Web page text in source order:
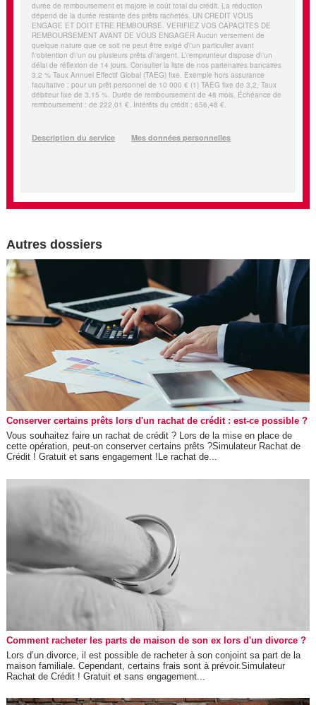
Autres dossiers
Conserver certains prêts lors d'un rachat de crédit : est-ce possible ?
Vous souhaitez faire un rachat de crédit ? Lors de la mise en place de
cette opération, peut-on conserver certains prêts ?Simulateur Rachat de
Crédit ! Gratuit et sans engagement !Le rachat de...
Comment racheter les parts de maison de son ex lors d'un divorce ?
Lors d’un divorce, il est possible de racheter à son conjoint sa part de la
maison familiale. Cependant, certains frais sont à prévoir.Simulateur
Rachat de Crédit ! Gratuit et sans engagement...